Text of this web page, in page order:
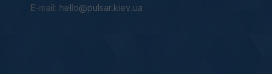
E-mail: hello@pulsar.kiev.ua